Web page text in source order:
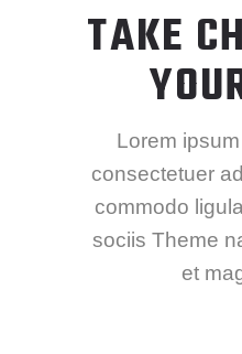
TAKE
Lorem
consectetuer
commodo
sociis Theme
et